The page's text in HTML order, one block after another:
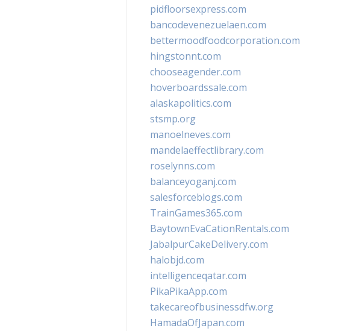
pidfloorsexpress.com
bancodevenezuelaen.com
bettermoodfoodcorporation.com
hingstonnt.com
chooseagender.com
hoverboardssale.com
alaskapolitics.com
stsmp.org
manoelneves.com
mandelaeffectlibrary.com
roselynns.com
balanceyoganj.com
salesforceblogs.com
TrainGames365.com
BaytownEvaCationRentals.com
JabalpurCakeDelivery.com
halobjd.com
intelligenceqatar.com
PikaPikaApp.com
takecareofbusinessdfw.org
HamadaOfJapan.com